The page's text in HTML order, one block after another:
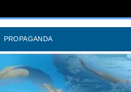
PROPAGANDA